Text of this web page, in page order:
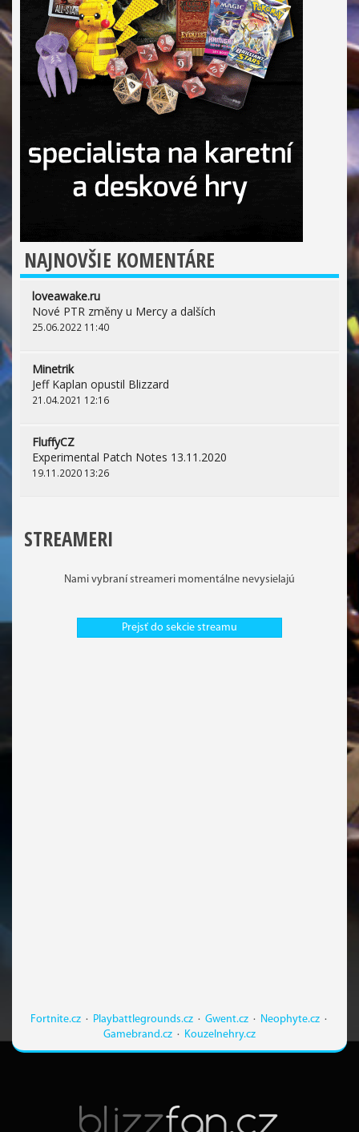
NAJNOVŠIE KOMENTÁRE
loveawake.ru
Nové PTR změny u Mercy a dalších
25.06.2022 11:40
Minetrik
Jeff Kaplan opustil Blizzard
21.04.2021 12:16
FluffyCZ
Experimental Patch Notes 13.11.2020
19.11.2020 13:26
STREAMERI
Nami vybraní streameri momentálne nevysielajú
Prejsť do sekcie streamu
Fortnite.cz· Playbattlegrounds.cz· Gwent.cz· Neophyte.cz·
Gamebrand.cz · Kouzelnehry.cz